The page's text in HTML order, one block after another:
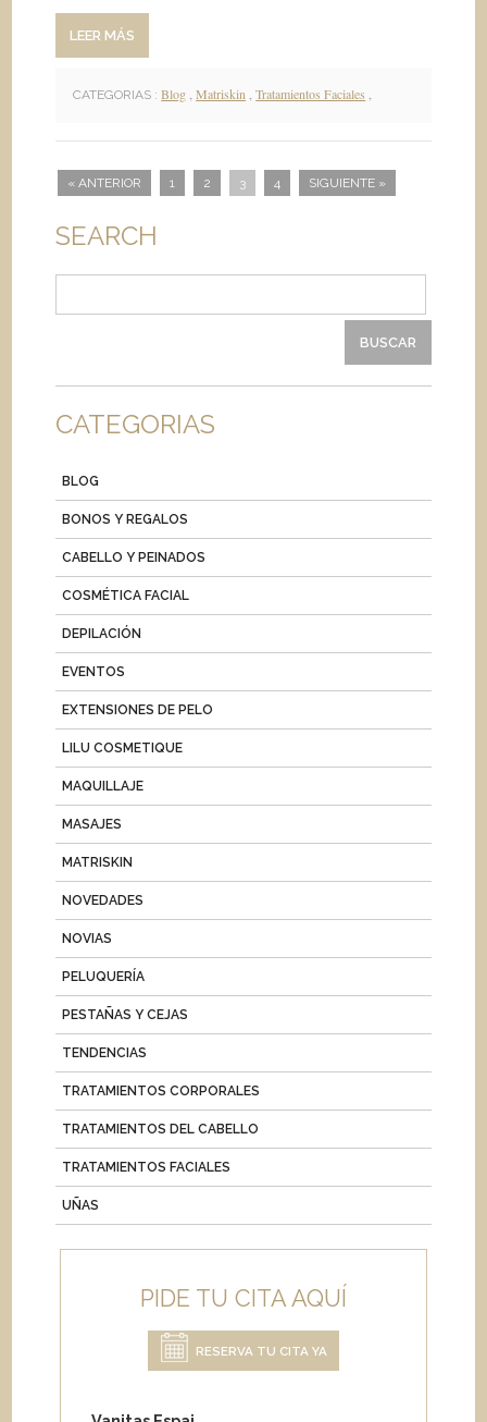
LEER MÁS
CATEGORIAS : Blog ,Matriskin ,Tratamientos Faciales
« ANTERIOR 1 2 3 4 SIGUIENTE »
SEARCH
CATEGORIAS
BLOG
BONOS Y REGALOS
CABELLO Y PEINADOS
COSMÉTICA FACIAL
DEPILACIÓN
EVENTOS
EXTENSIONES DE PELO
LILU COSMETIQUE
MAQUILLAJE
MASAJES
MATRISKIN
NOVEDADES
NOVIAS
PELUQUERÍA
PESTAÑAS Y CEJAS
TENDENCIAS
TRATAMIENTOS CORPORALES
TRATAMIENTOS DEL CABELLO
TRATAMIENTOS FACIALES
UÑAS
PIDE TU CITA AQUÍ
RESERVA TU CITA YA